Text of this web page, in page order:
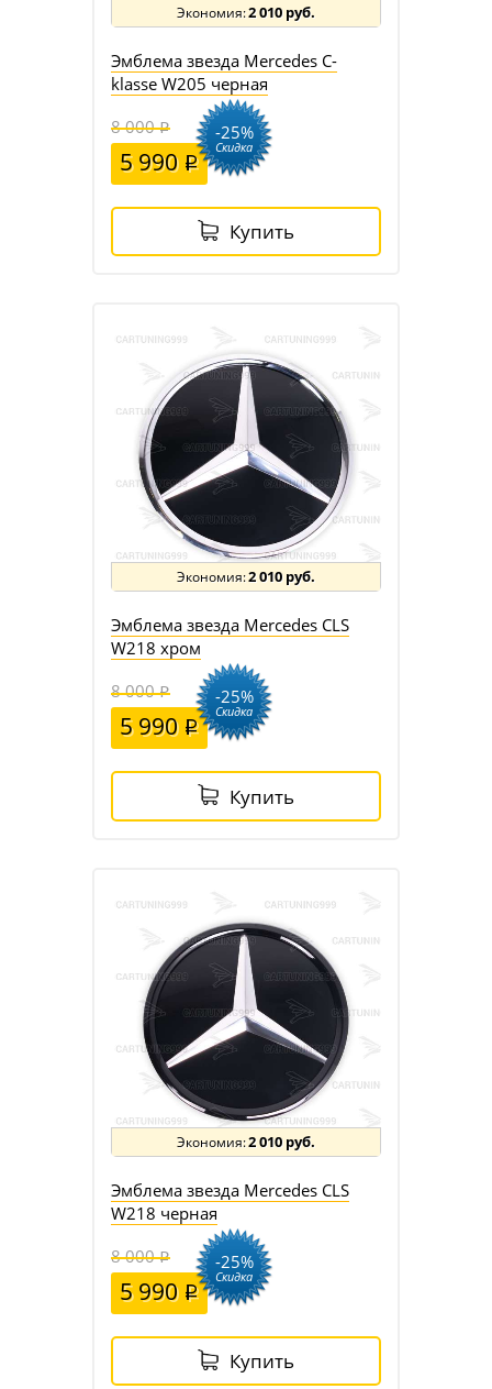
2 010 руб.
Эмблема звезда Mercedes C-
klasse W205 черная
8 000
5 990
-25%
Скидка
Купить
2 010 руб.
Эмблема звезда Mercedes CLS
W218 хром
8 000
5 990
-25%
Скидка
Купить
2 010 руб.
Эмблема звезда Mercedes CLS
W218 черная
8 000
5 990
-25%
Скидка
Купить